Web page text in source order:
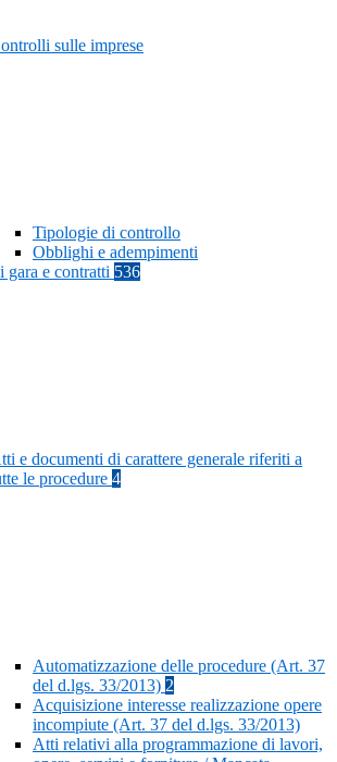
sulle imprese
Tipologie di controllo
Obblighi e adempimenti
gara e contratti 536
e documenti di carattere generale riferiti a
le procedure 4
Automatizzazione delle procedure (Art. 37
del d.lgs. 33/2013) 2
Acquisizione interesse realizzazione opere
incompiute (Art. 37 del d.lgs. 33/2013)
Atti relativi alla programmazione di lavori,